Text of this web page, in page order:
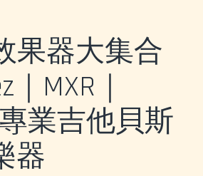
果器大集合
｜MXR｜
專業吉他貝斯
器